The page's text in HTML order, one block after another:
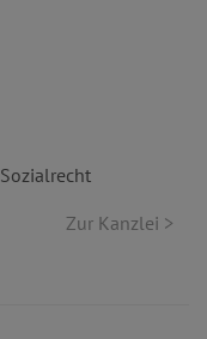
Sozialrecht
Zur Kanzlei >